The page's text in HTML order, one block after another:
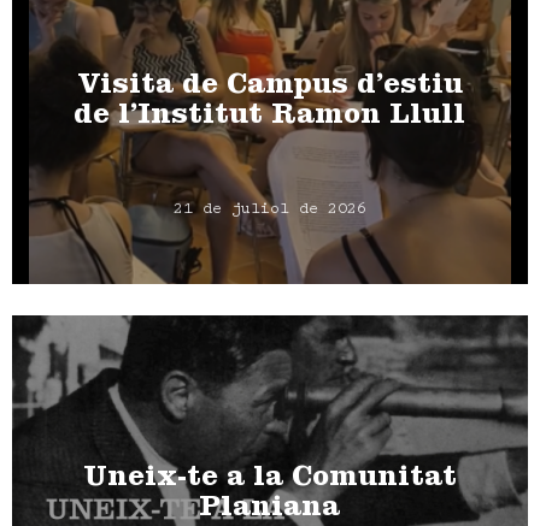
Visita de Campus d’estiu
de l’Institut Ramon Llull
21 de juliol de 2026
Uneix-te a la Comunitat
Planiana